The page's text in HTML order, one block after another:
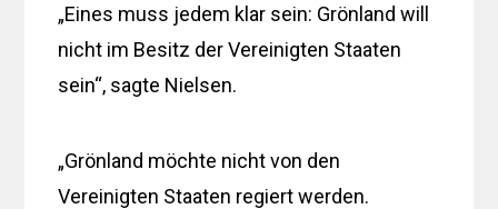
„Eines muss jedem klar sein: Grönland will
nicht im Besitz der Vereinigten Staaten
sein“, sagte Nielsen.
„Grönland möchte nicht von den
Vereinigten Staaten regiert werden.